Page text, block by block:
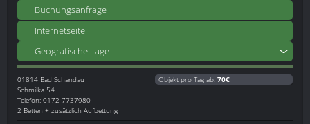
Buchungsanfrage
Internetseite
Geografische Lage
01814 Bad Schandau
Schmilka 54
Telefon: 0172 7737980
2 Betten + zusätzlich Aufbettung
Objekt pro Tag ab: 70€